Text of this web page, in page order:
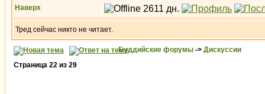
Наверх
Тред сейчас никто не читает.
Буддийские форумы -> Дискуссии
Страница 22 из 29